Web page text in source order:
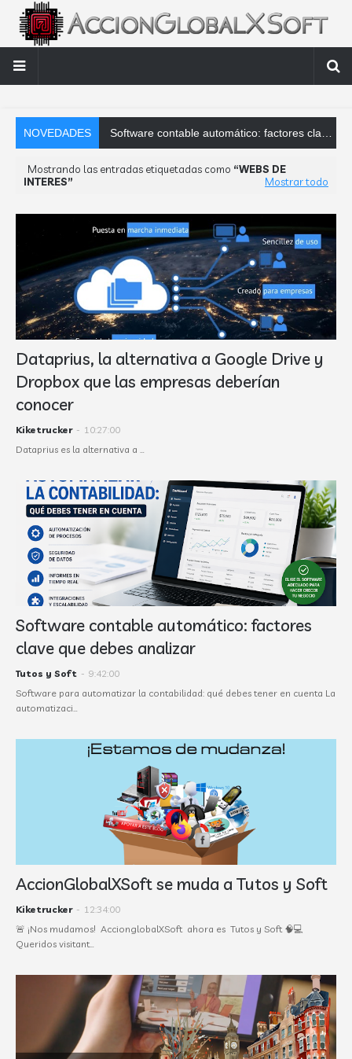
NOVEDADES Software contable automático: factores clave que debes analizar
Mostrando las entradas etiquetadas como
WEBS DE
INTERES
Mostrar todo
Dataprius, la alternativa a Google Drive y
Dropbox que las empresas deberían
conocer
Kiketrucker - 10:27:00
Dataprius es la alternativa a …
Software contable automático: factores
clave que debes analizar
Tutos y Soft - 9:42:00
Software para automatizar la contabilidad: qué debes tener en cuenta La
automatizaci…
AccionGlobalXSoft se muda a Tutos y Soft
Kiketrucker - 12:34:00
🚨 ¡Nos mudamos! AccionglobalXSoft ahora es Tutos y Soft 🧠💻
Queridos visitant…